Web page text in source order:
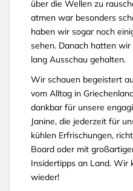
über die Wellen zu
atmen war besonders
haben wir sogar noch
sehen. Danach hatten
lang Ausschau gehalten.
Wir schauen begeistert
vom Alltag in
dankbar für unsere
Janine, die jederzeit für
kühlen Erfrischungen,
Board oder mit
Insidertipps an Land. Wir
wieder!